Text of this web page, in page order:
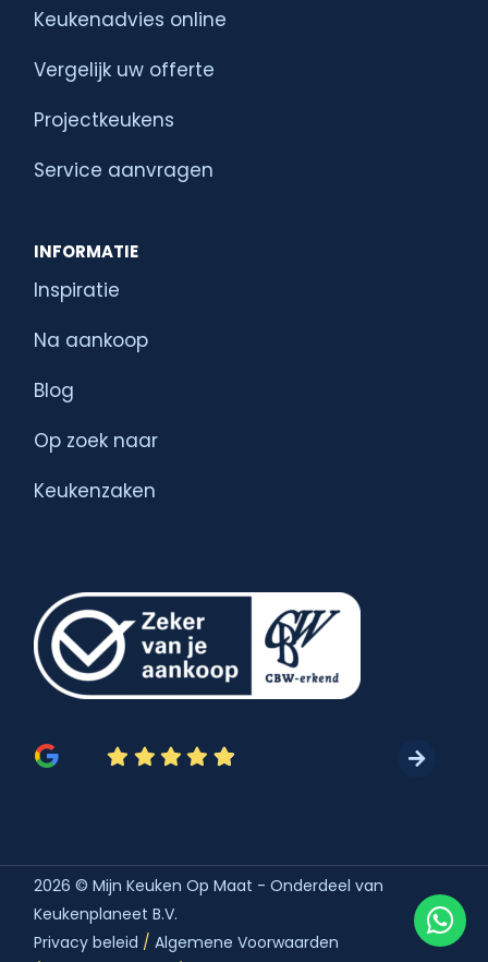
Keukenadvies online
Vergelijk uw offerte
Projectkeukens
Service aanvragen
INFORMATIE
Inspiratie
Na aankoop
Blog
Op zoek naar
Keukenzaken
2026 © Mijn Keuken Op Maat - Onderdeel van
Keukenplaneet B.V.
Privacy beleid / Algemene Voorwaarden